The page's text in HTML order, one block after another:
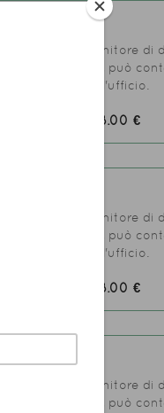
è il contenitore di
di coperchio, può
della casa o dell'ufficio.
98.00 €
è il contenitore di
di coperchio, può
della casa o dell'ufficio.
98.00 €
è il contenitore di
di coperchio, può